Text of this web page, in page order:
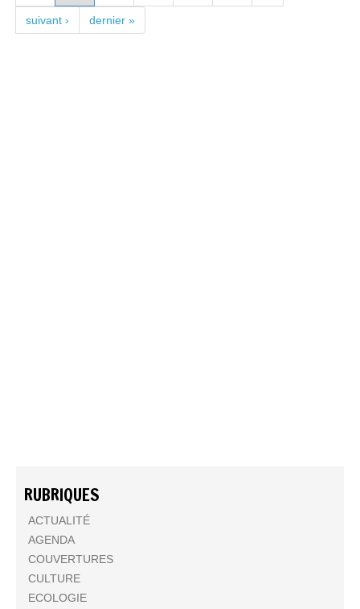
suivant › dernier »
RUBRIQUES
ACTUALITÉ
AGENDA
COUVERTURES
CULTURE
ECOLOGIE